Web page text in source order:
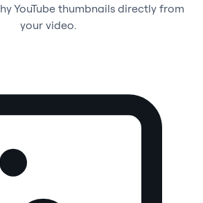
YouTube thumbnails directly from
your video.